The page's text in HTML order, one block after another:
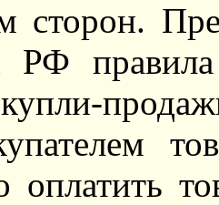
сторон.
правила
оплатить